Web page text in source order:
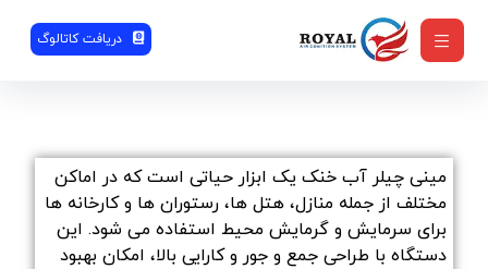
دریافت کاتالوگ
مینی چیلر آب خنک یک ابزار حیاتی است که در اماکن
مختلف از جمله منازل، هتل ها، رستوران ها و کارخانه ها
برای سرمایش و گرمایش محیط استفاده می شود. این
دستگاه با طراحی جمع و جور و کارایی بالا، امکان بهبود